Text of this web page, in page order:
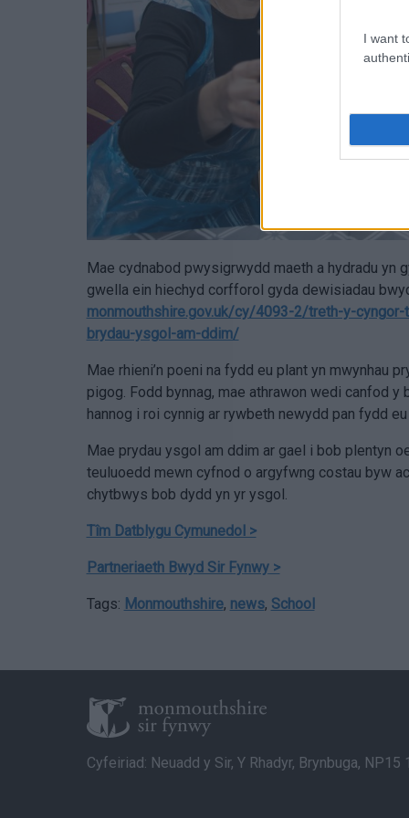
I want
Mae cydnabod pwysigrwydd maeth a hydradu
gwella ein hiechyd corfforol gyda dewisiadau
monmouthshire.gov.uk/cy/4093-2/treth-y-
brydau-ysgol-am-ddim/
Mae rhieni’n poeni na fydd eu plant yn mwynhau
pigog. Fodd bynnag, mae athrawon wedi canfod
hannog i roi cynnig ar rywbeth newydd pan fydd
Mae prydau ysgol am ddim ar gael i bob plentyn
teuluoedd mewn cyfnod o argyfwng costau byw
chytbwys bob dydd yn yr ysgol.
Tîm Datblygu Cymunedol >
Partneriaeth Bwyd Sir Fynwy>
Tags: Monmouthshire, news, School
Cyfeiriad: Neuadd y Sir, Y Rhadyr, Brynbuga, NP15